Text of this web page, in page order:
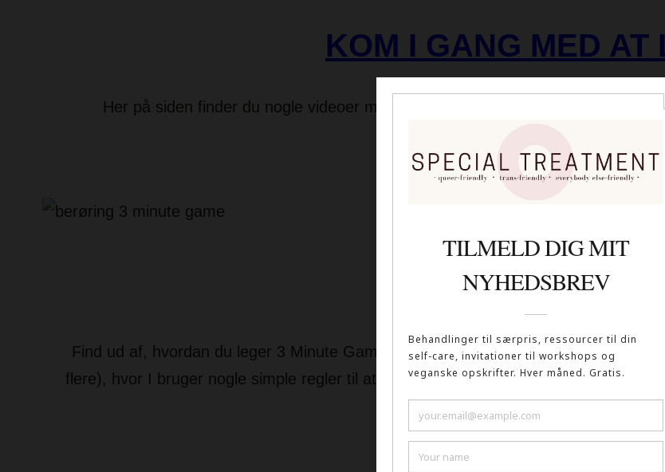
KOM I GANG MED AT
Her på siden finder du nogle videoer med teori, forskning og viden om
Read more
3 MINUTE GAME
Find ud af, hvordan du leger 3 Minute Game her på siden! Hvad er 3 Minute
flere), hvor I bruger nogle simple regler til at udforske berøring og grænser.
nok til, at det…